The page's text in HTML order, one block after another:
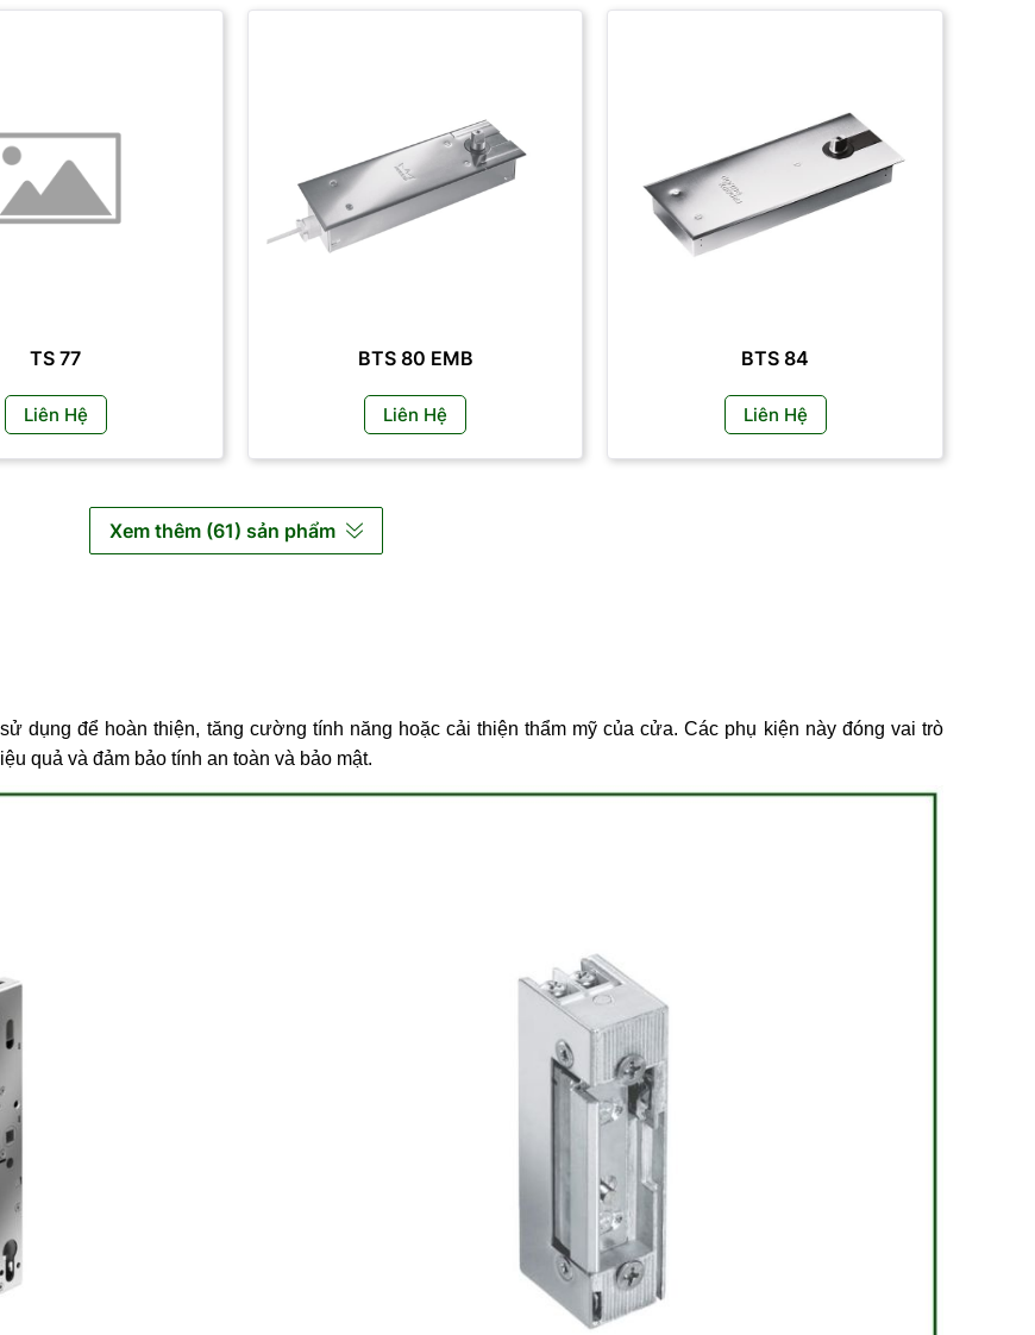
TS 77
Liên Hệ
BTS 80 EMB
Liên Hệ
BTS 84
Liên Hệ
Xem thêm (61) sản phẩm
dụng để hoàn thiện, tăng cường tính năng hoặc cải thiện thẩm mỹ của cửa. Các phụ kiện này đóng vai trò
quả và đảm bảo tính an toàn và bảo mật.